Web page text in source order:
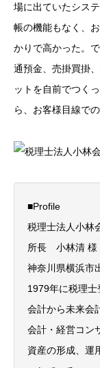
場に出ていたシス
帳の機能もなく、
かりで高かった。
通預金、売掛買掛
ットを自前でつく
ら、お客様目線で
■Profile
税理士法人小林
所長 小林清 様
神奈川県横浜市
1979年に税理
会計から未来会
会計・経営コン
資産の形成、運